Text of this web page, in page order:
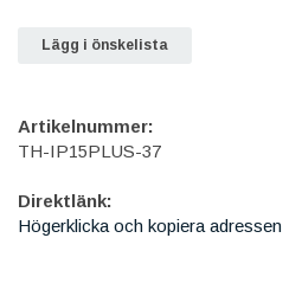
Lägg i önskelista
Artikelnummer:
TH-IP15PLUS-37
Direktlänk:
Högerklicka och kopiera adressen